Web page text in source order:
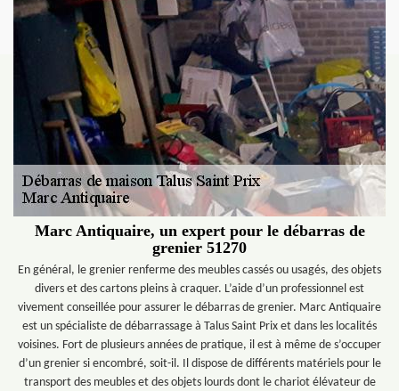
Marc Antiquaire, un expert pour le débarras de
grenier 51270
En général, le grenier renferme des meubles cassés ou usagés, des objets
divers et des cartons pleins à craquer. L’aide d’un professionnel est
vivement conseillée pour assurer le débarras de grenier. Marc Antiquaire
est un spécialiste de débarrassage à Talus Saint Prix et dans les localités
voisines. Fort de plusieurs années de pratique, il est à même de s’occuper
d’un grenier si encombré, soit-il. Il dispose de différents matériels pour le
transport des meubles et des objets lourds dont le chariot élévateur de